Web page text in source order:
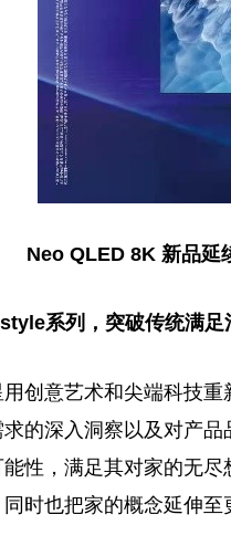
Neo QLED 8K 新品延
系列， 突破传统满足
用创意艺术和尖端科技
的深入洞察以及对产
能性 ，满足其对家的无
时也把家的概念延伸至